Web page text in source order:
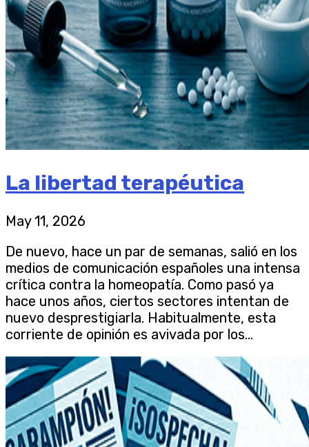
La libertad terapéutica
May 11, 2026
De nuevo, hace un par de semanas, salió en los
medios de comunicación españoles una intensa
crítica contra la homeopatía. Como pasó ya
hace unos años, ciertos sectores intentan de
nuevo desprestigiarla. Habitualmente, esta
corriente de opinión es avivada por los...